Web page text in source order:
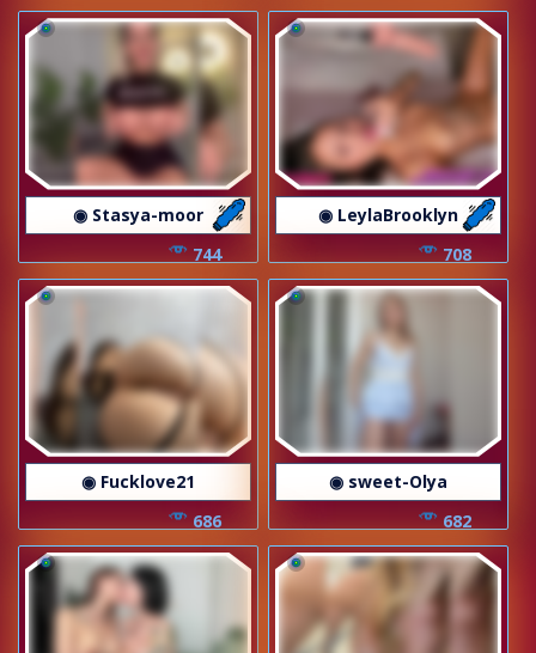
◉ Stasya-moor
744
◉ LeylaBrooklyn
708
◉ Fucklove21
686
◉ sweet-Olya
682